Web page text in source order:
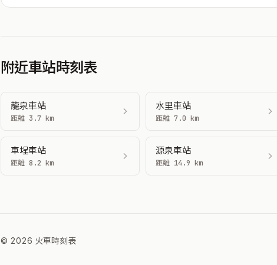
附近車站時刻表
龍泉車站
距離 3.7 km
水里車站
距離 7.0 km
車埕車站
距離 8.2 km
源泉車站
距離 14.9 km
© 2026 火車時刻表